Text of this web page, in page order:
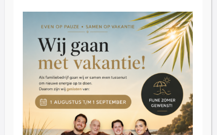
Zaterdag: 09:30 – 16:30
Dinsdag t/m donderdag op afspraak
Klantenservice
Blog